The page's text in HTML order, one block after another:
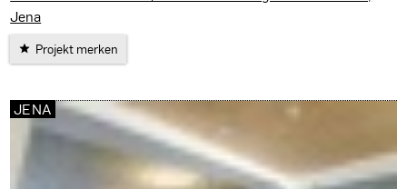
Jena
Projekt merken
JENA